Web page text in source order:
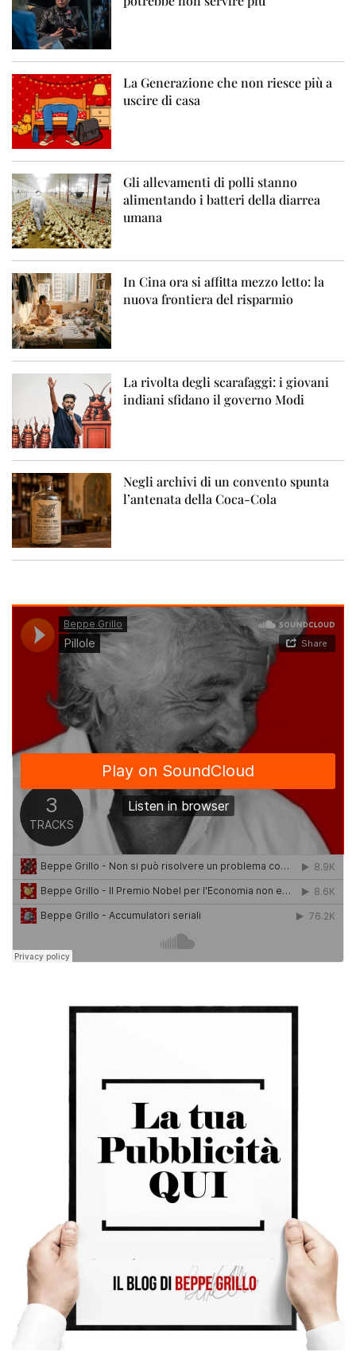
La Generazione che non riesce più a
uscire di casa
Gli allevamenti di polli stanno
alimentando i batteri della diarrea
umana
In Cina ora si affitta mezzo letto: la
nuova frontiera del risparmio
La rivolta degli scarafaggi: i giovani
indiani sfidano il governo Modi
Negli archivi di un convento spunta
l’antenata della Coca-Cola